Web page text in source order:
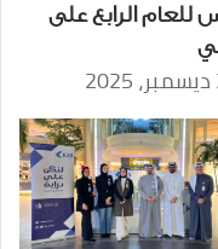
للعام الرابع على